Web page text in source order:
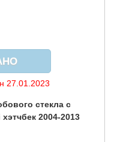
27.01.2023
стекла с
2004-2013